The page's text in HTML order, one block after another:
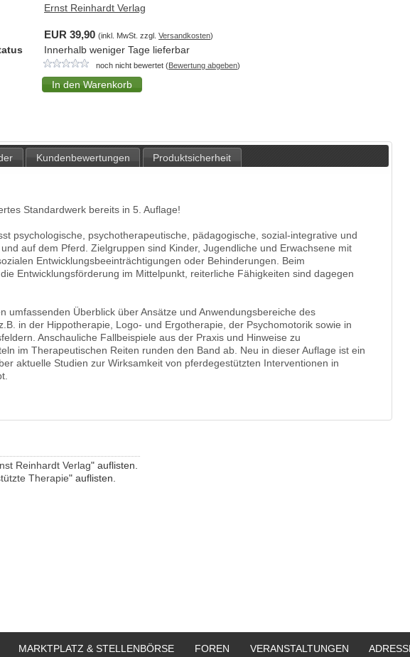
Ernst Reinhardt Verlag
EUR 39,90 (inkl. MwSt. zzgl. Versandkosten)
Innerhalb weniger Tage lieferbar
noch nicht bewertet (Bewertung abgeben)
Kundenbewertungen Produktsicherheit
Standardwerk bereits in 5. Auflage!
psychologische, psychotherapeutische, pädagogische, sozial-integrative und
auf dem Pferd. Zielgruppen sind Kinder, Jugendliche und Erwachsene mit
Entwicklungsbeeinträchtigungen oder Behinderungen. Beim
Entwicklungsförderung im Mittelpunkt, reiterliche Fähigkeiten sind dagegen
umfassenden Überblick über Ansätze und Anwendungsbereiche des
in der Hippotherapie, Logo- und Ergotherapie, der Psychomotorik sowie in
Anschauliche Fallbeispiele aus der Praxis und Hinweise zu
im Therapeutischen Reiten runden den Band ab. Neu in dieser Auflage ist ein
aktuelle Studien zur Wirksamkeit von pferdegestützten Interventionen in
Reinhardt Verlag" auflisten.
Therapie" auflisten.
MARKTPLATZ & STELLENBÖRSE FOREN VERANSTALTUNGEN